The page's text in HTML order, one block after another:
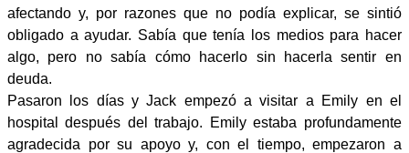
afectando y, por razones que no podía explicar, se sintió
obligado a ayudar. Sabía que tenía los medios para hacer
algo, pero no sabía cómo hacerlo sin hacerla sentir en
deuda.
Pasaron los días y Jack empezó a visitar a Emily en el
hospital después del trabajo. Emily estaba profundamente
agradecida por su apoyo y, con el tiempo, empezaron a